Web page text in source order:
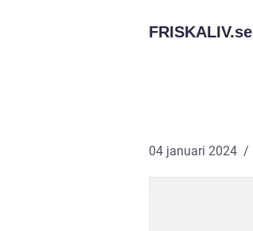
FRISKALIV.se
04 januari 2024